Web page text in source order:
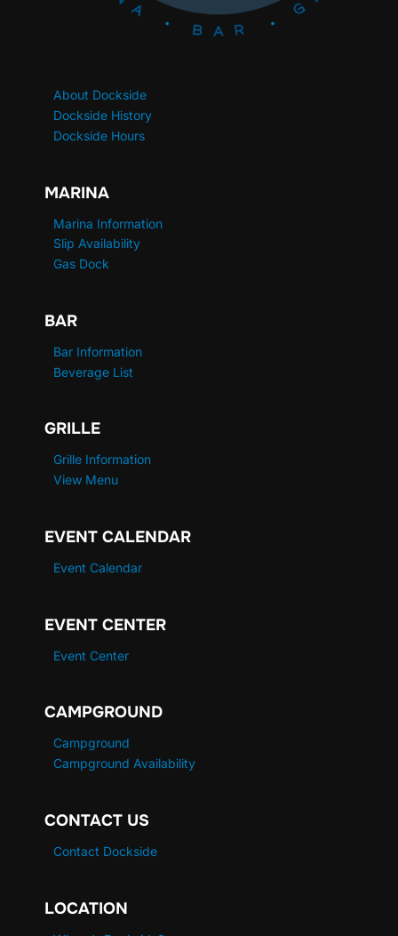
About Dockside
Dockside History
Dockside Hours
MARINA
Marina Information
Slip Availability
Gas Dock
BAR
Bar Information
Beverage List
GRILLE
Grille Information
View Menu
EVENT CALENDAR
Event Calendar
EVENT CENTER
Event Center
CAMPGROUND
Campground
Campground Availability
CONTACT US
Contact Dockside
LOCATION